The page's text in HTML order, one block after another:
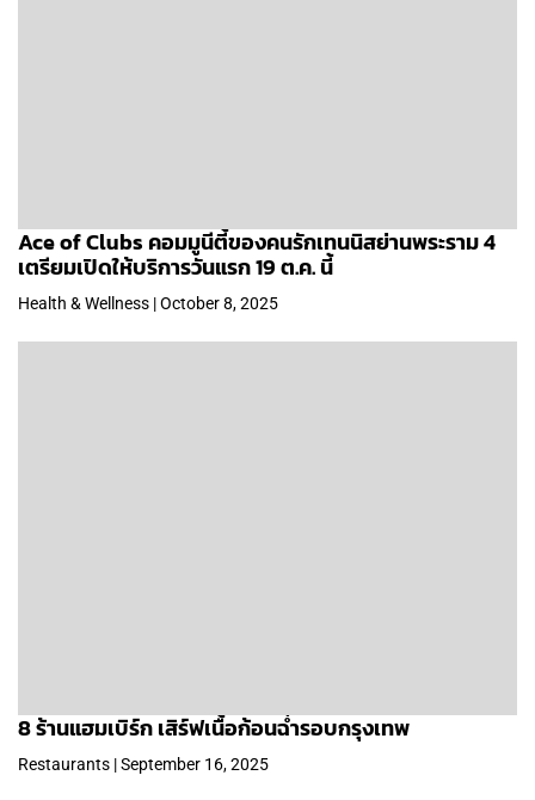
Ace of Clubs คอมมูนีตี้ของคนรักเทนนิสย่านพระราม 4
เตรียมเปิดให้บริการวันแรก 19 ต.ค. นี้
Health & Wellness | October 8, 2025
8 ร้านแฮมเบิร์ก เสิร์ฟเนื้อก้อนฉ่ำรอบกรุงเทพ
Restaurants | September 16, 2025